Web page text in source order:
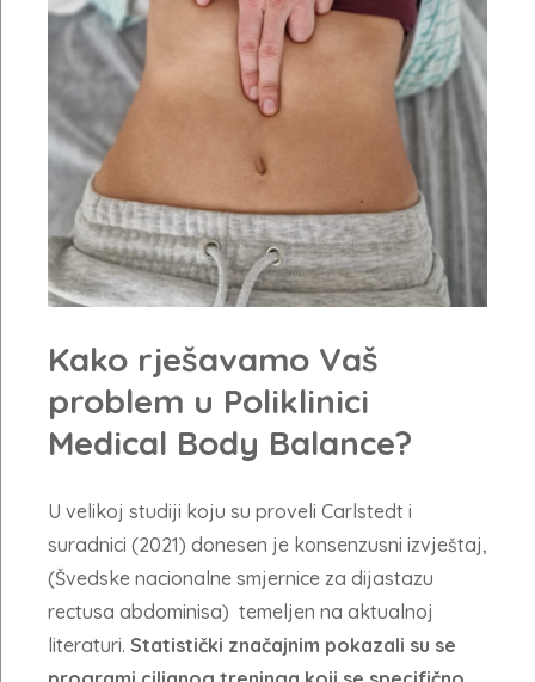
Kako rješavamo Vaš
problem u Poliklinici
Medical Body Balance?
U velikoj studiji koju su proveli Carlstedt i
suradnici (2021) donesen je konsenzusni izvještaj,
(Švedske nacionalne smjernice za dijastazu
rectusa abdominisa) temeljen na aktualnoj
literaturi. Statistički značajnim pokazali su se